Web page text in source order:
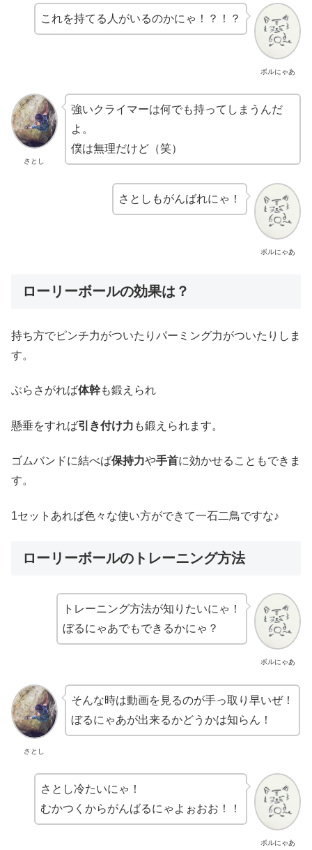
ボルにゃあ
これを持てる人がいるのかにゃ！？！？
さとし
強いクライマーは何でも持ってしまうんだ
よ。
僕は無理だけど（笑）
ボルにゃあ
さとしもがんばれにゃ！
ローリーボールの効果は？
持ち方でピンチ力がついたりパーミング力がついたりしま
す。
ぶらさがれば体幹も鍛えられ
懸垂をすれば引き付け力 も鍛えられます。
ゴムバンドに結べば保持力や手首に効かせることもできま
す。
1セットあれば色々な使い方ができて一石二鳥ですな♪
ローリーボールのトレーニング方法
ボルにゃあ
トレーニング方法が知りたいにゃ！
ぼるにゃあでもできるかにゃ？
さとし
そんな時は動画を見るのが手っ取り早いぜ！
ぼるにゃあが出来るかどうかは知らん！
ボルにゃあ
さとし冷たいにゃ！
むかつくからがんばるにゃよぉおお！！